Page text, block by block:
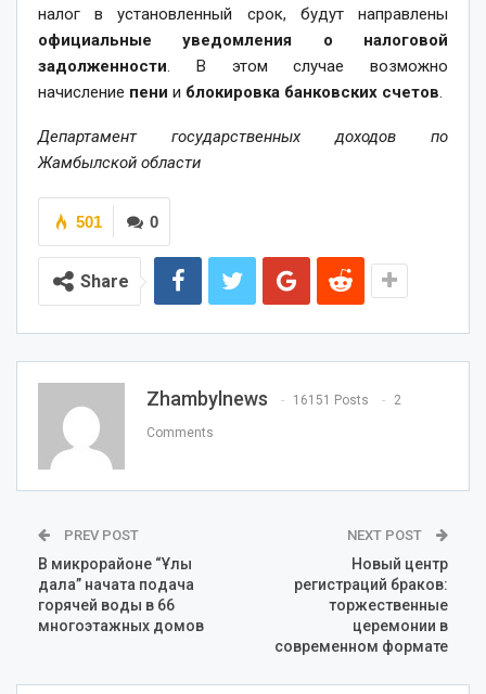
налог в установленный срок, будут направлены
официальные уведомления о налоговой
задолженности. В этом случае возможно
начисление пени и блокировка банковских счетов.
Департамент государственных доходов по
Жамбылской области
0
501
Share
Zhambylnews 16151 Posts 2
Comments
PREV POST
В микрорайоне “Ұлы
дала” начата подача
горячей воды в 66
многоэтажных домов
NEXT POST
Новый центр
регистраций браков:
торжественные
церемонии в
современном формате